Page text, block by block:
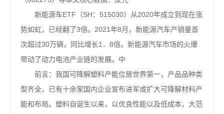
新能源车ETF（SH：515030）从2020年成立到现在涨
势如虹，已经翻了3倍。2021年8月，新能源汽车产销量首
次超过30万辆，同比增长1．8倍。新能源汽车市场的火爆
带动了动力电池产业链的发展。中
前言：我国可降解塑料产能位居世界第一，产品品种类
型齐全，已有十余家国内企业宣布进军或扩大可降解材料产
能和布局。塑料自诞生以来，以优良性能以及低成本，大范